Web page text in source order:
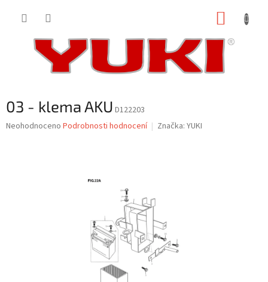
03 - klema AKU D122203
Průměrné
Neohodnoceno Podrobnosti hodnocení Značka: YUKI